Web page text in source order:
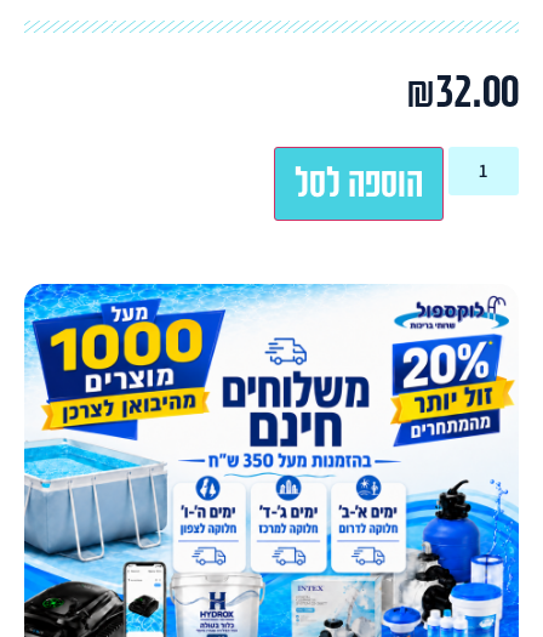
₪32.00
הוספה לסל